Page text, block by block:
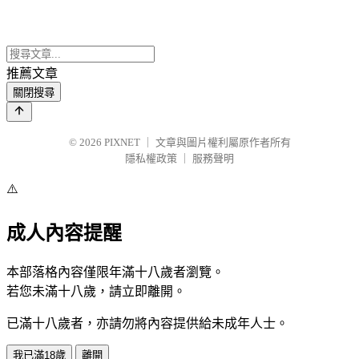
推薦文章
關閉搜尋
© 2026 PIXNET
文章與圖片權利屬原作者所有
隱私權政策
服務聲明
⚠️
成人內容提醒
本部落格內容僅限年滿十八歲者瀏覽。
若您未滿十八歲，請立即離開。
已滿十八歲者，亦請勿將內容提供給未成年人士。
我已滿18歲 離開